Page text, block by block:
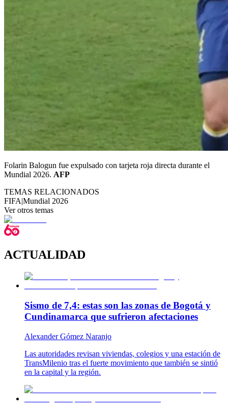
Folarin Balogun fue expulsado con tarjeta roja directa durante el
Mundial 2026. AFP
TEMAS RELACIONADOS
FIFA|Mundial 2026
Ver otros temas
ACTUALIDAD
Sismo de 7,4: estas son las zonas de Bogotá y
Cundinamarca que sufrieron afectaciones
Alexander Gómez Naranjo
Las autoridades revisan viviendas, colegios y una estación de
TransMilenio tras el fuerte movimiento que también se sintió
en la capital y la región.